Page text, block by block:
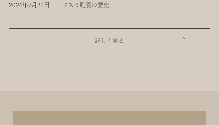
2026年7月24日 マスミ鞄嚢の歴史
詳しく見る